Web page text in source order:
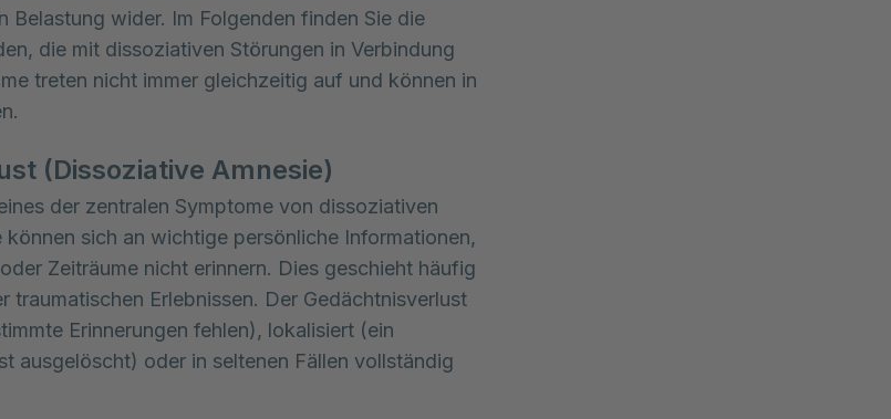
Belastung wider. Im Folgenden finden Sie die
die mit dissoziativen Störungen in Verbindung
treten nicht immer gleichzeitig auf und können in
(Dissoziative Amnesie)
der zentralen Symptome von dissoziativen
sich an wichtige persönliche Informationen,
Zeiträume nicht erinnern. Dies geschieht häufig
traumatischen Erlebnissen. Der Gedächtnisverlust
Erinnerungen fehlen), lokalisiert (ein
ausgelöscht) oder in seltenen Fällen vollständig